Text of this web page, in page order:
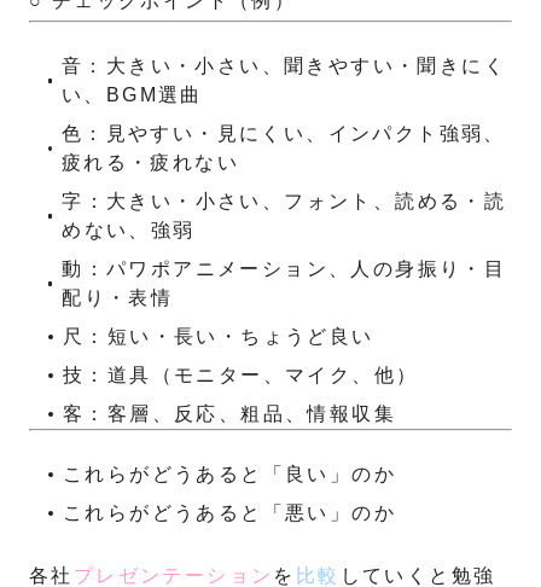
音：大きい・小さい、聞きやすい・聞きにく
い、BGM選曲
色：見やすい・見にくい、インパクト強弱、
疲れる・疲れない
字：大きい・小さい、フォント、読める・読
めない、強弱
動：パワポアニメーション、人の身振り・目
配り・表情
尺：短い・長い・ちょうど良い
技：道具（モニター、マイク、他）
客：客層、反応、粗品、情報収集
これらがどうあると「良い」のか
これらがどうあると「悪い」のか
各社 プレゼンテーション を 比較 していくと勉強